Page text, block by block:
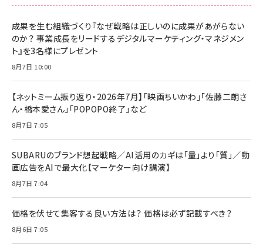
成果を生む組織づくり『なぜ戦略は正しいのに成果があがらない
のか？ 事業成長をリードするデジタルマーケティング・マネジメン
ト』を3名様にプレゼント
8月7日 10:00
【ネットミーム振り返り・2026年7月】「映画ちいかわ」「佐藤二朗さ
ん・橋本愛さん」「POPOPO終了」など
8月7日 7:05
SUBARUのブランド想起戦略／AI活用のカギは「量」より「質」／動
画広告をAIで最大化【マーケター向け講演】
8月7日 7:04
価格を伏せて集客する良い方法は？ 価格は必ず記載すべき？
8月6日 7:05